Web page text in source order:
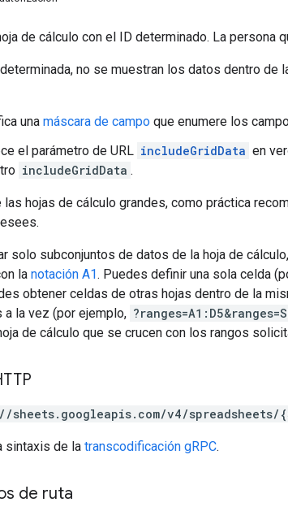
de cálculo con el ID determinado. La
no se muestran los datos dentro
una máscara de campo que enumere los
el parámetro de URL includeGridData en
includeGridData .
las hojas de cálculo grandes, como práctica
solo subconjuntos de datos de la hoja de
la notación A1. Puedes definir una sola celda
obtener celdas de otras hojas dentro de la
a la vez (por ejemplo,
de cálculo que se crucen con los rangos
sheets.googleapis.com/v4/spreadsheets/
sintaxis de la transcodificación gRPC.
de ruta